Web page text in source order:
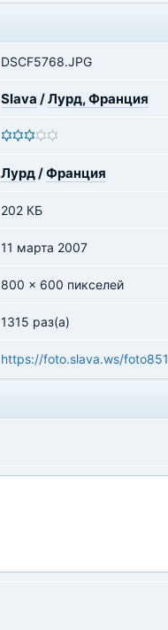
DSCF5768.JPG
Slava /Лурд, Франция
Лурд/Франция
202 КБ
11 марта 2007
800 x 600 пикселей
1315 раз(а)
https://foto.slava.ws/foto851